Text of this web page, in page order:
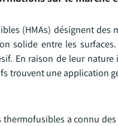
(HMAs) désignent
solide entre les
En raison de leur
trouvent une application
a connu